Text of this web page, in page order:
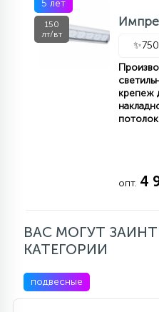
5 лет
150
лт/вт
✨
крепеж
потолок
опт. 4
ВАС МОГУТ
КАТЕГОРИИ
подвесные